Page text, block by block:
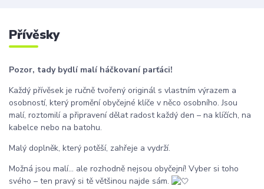
Přívěsky
Pozor, tady bydlí malí háčkovaní parťáci!
Každý přívěsek je ručně tvořený originál s vlastním výrazem a
osobností, který promění obyčejné klíče v něco osobního. Jsou
malí, roztomilí a připravení dělat radost každý den – na klíčích, na
kabelce nebo na batohu.
Malý doplněk, který potěší, zahřeje a vydrží.
Možná jsou malí… ale rozhodně nejsou obyčejní! Vyber si toho
svého – ten pravý si tě většinou najde sám.